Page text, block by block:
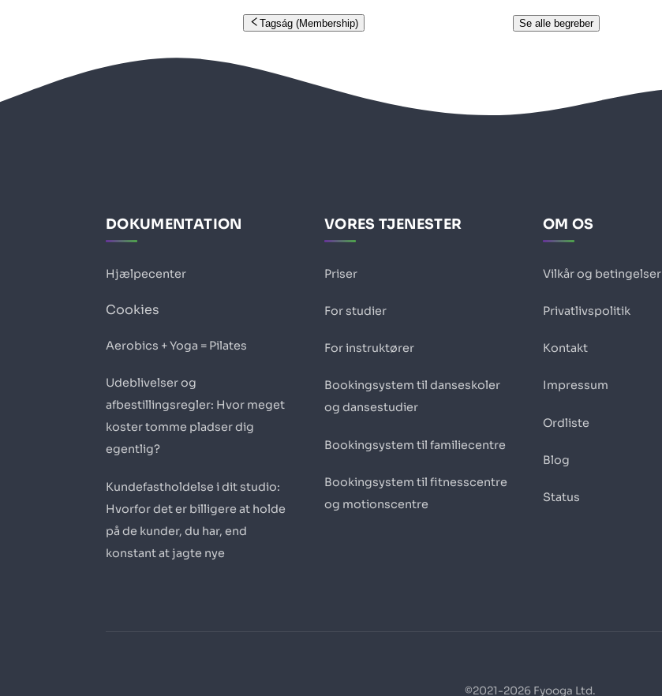
Tagság (Membership) Se alle begreber
DOKUMENTATION
Hjælpecenter
Cookies
Aerobics + Yoga = Pilates
Udeblivelser og
afbestillingsregler: Hvor meget
koster tomme pladser dig
egentlig?
Kundefastholdelse i dit studio:
Hvorfor det er billigere at holde
på de kunder, du har, end
konstant at jagte nye
VORES TJENESTER
Priser
For studier
For instruktører
Bookingsystem til danseskoler
og dansestudier
Bookingsystem til familiecentre
Bookingsystem til fitnesscentre
og motionscentre
OM OS
Vilkår og betingelser
Privatlivspolitik
Kontakt
Impressum
Ordliste
Blog
Status
©2021-2026 Fyooga Ltd.